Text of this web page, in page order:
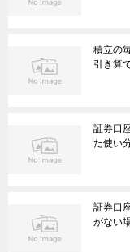
積立の
引き算
証券口
た使い
証券口
がない